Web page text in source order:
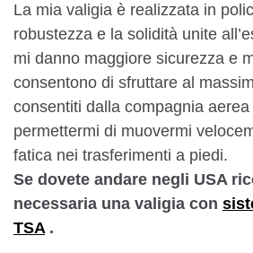
La mia valigia è realizzata in
robustezza e la solidità unite
mi danno maggiore sicurezza e
consentono di sfruttare al
consentiti dalla compagnia
permettermi di muovermi
fatica nei trasferimenti a piedi.
Se dovete andare negli USA
necessaria una valigia con
TSA.